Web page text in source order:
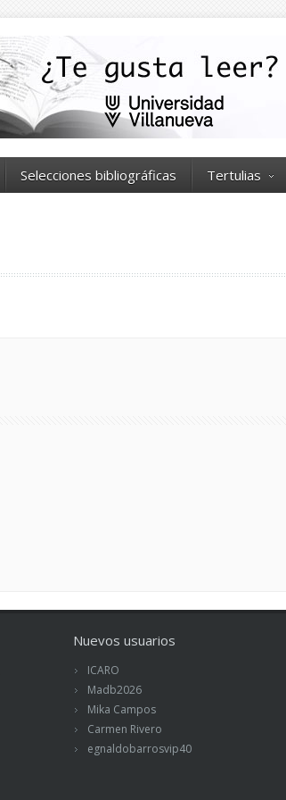
Selecciones bibliográficas Tertulias
Nuevos usuarios
ICARO
Madb2026
Mika Campos
Carmen Rivero
egnaldobarrosvip40